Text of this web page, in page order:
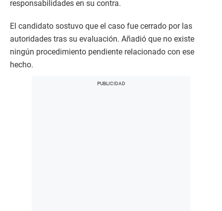
responsabilidades en su contra.
El candidato sostuvo que el caso fue cerrado por las
autoridades tras su evaluación. Añadió que no existe
ningún procedimiento pendiente relacionado con ese
hecho.